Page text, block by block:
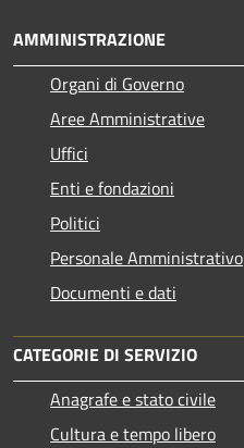
AMMINISTRAZIONE
Organi di Governo
Aree Amministrative
Uffici
Enti e fondazioni
Politici
Personale Amministrativo
Documenti e dati
CATEGORIE DI SERVIZIO
Anagrafe e stato civile
Cultura e tempo libero